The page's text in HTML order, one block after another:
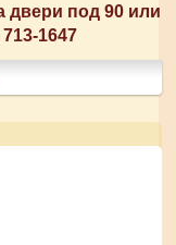
двери под 90 или
1647